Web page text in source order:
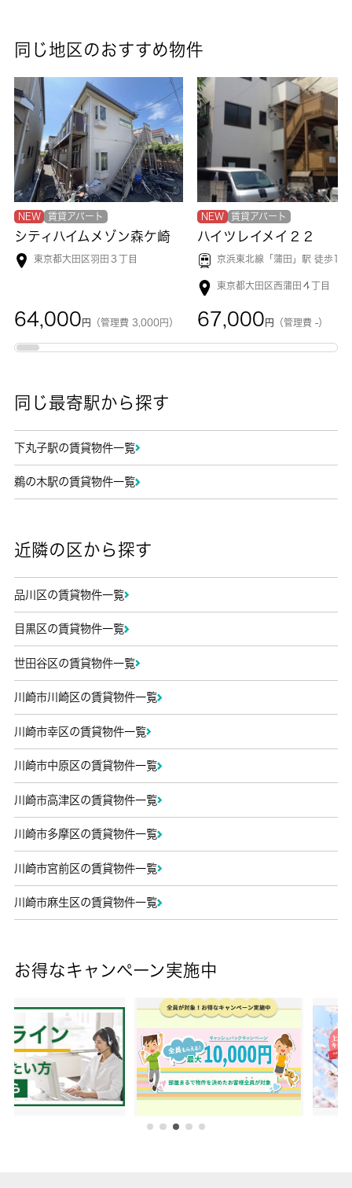
同じ地区のおすすめ物件
NEW 賃貸アパート
シティハイムメゾン森ケ崎
東京都大田区羽田３丁目
64,000 円 （管理費 3,000円）
NEW 賃貸アパート
ハイツレイメイ２２
京浜東北線「蒲田 」駅 徒歩11
東京都大田区西蒲田４丁目
67,000 円 （管理費 -）
同じ最寄駅から探す
下丸子駅の賃貸物件一覧
鵜の木駅の賃貸物件一覧
近隣の区から探す
品川区の賃貸物件一覧
目黒区の賃貸物件一覧
世田谷区の賃貸物件一覧
川崎市川崎区の賃貸物件一覧
川崎市幸区の賃貸物件一覧
川崎市中原区の賃貸物件一覧
川崎市高津区の賃貸物件一覧
川崎市多摩区の賃貸物件一覧
川崎市宮前区の賃貸物件一覧
川崎市麻生区の賃貸物件一覧
お得なキャンペーン実施中